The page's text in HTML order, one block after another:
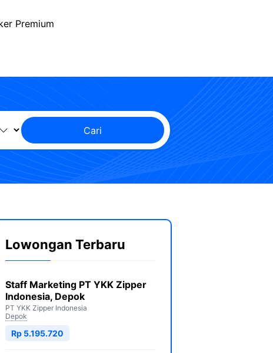
Premium
Cari
Lowongan Terbaru
Staff Marketing PT YKK Zipper
Indonesia, Depok
PT YKK Zipper Indonesia
Depok
Rp 5.195.720